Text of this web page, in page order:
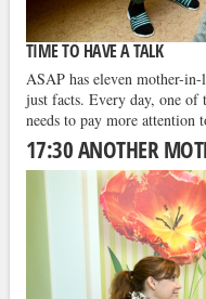
TIME TO HAVE A TALK
ASAP has eleven mother-
just facts. Every day, one
needs to pay more attention
17:30 ANOTHER